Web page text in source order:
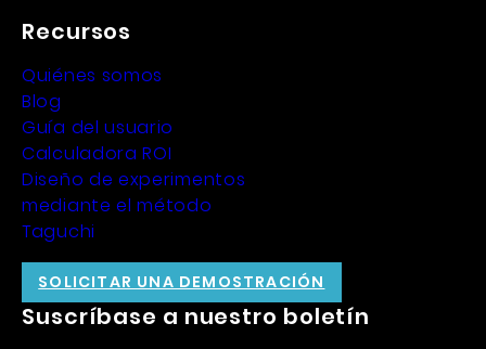
Recursos
Quiénes somos
Blog
Guía del usuario
Calculadora ROI
Diseño de experimentos
mediante el método
Taguchi
Suscríbase a nuestro boletín
SOLICITAR UNA DEMOSTRACIÓN